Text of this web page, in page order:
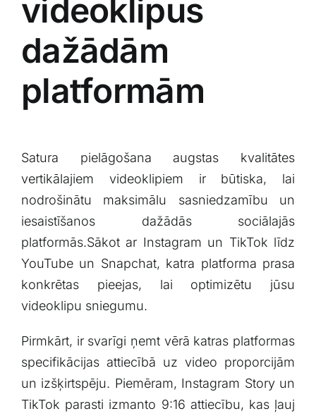
videoklipus
dažādām‍
platformām
Satura pielāgošana augstas ⁣kvalitātes
‍vertikālajiem‍ videoklipiem ir būtiska, lai
nodrošinātu maksimālu ‍sasniedzamību un
⁢iesaistīšanos dažādās sociālajās
platformās.Sākot ar Instagram un TikTok līdz
YouTube‌ un Snapchat, katra platforma prasa
konkrētas pieejas, lai⁣ optimizētu jūsu⁢
videoklipu sniegumu.
Pirmkārt,⁢ ir svarīgi ņemt⁢ vērā katras platformas
specifikācijas attiecībā uz video proporcijām
un izšķirtspēju. Piemēram, Instagram ‍Story un
TikTok parasti izmanto 9:16⁣ attiecību, kas⁣ ļauj